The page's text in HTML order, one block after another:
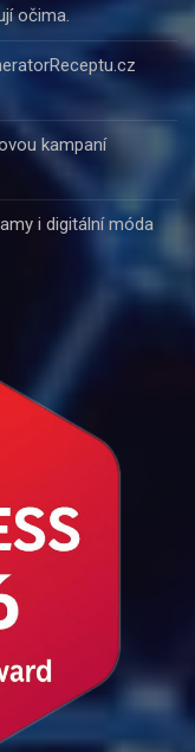
očima.
kampaní
i digitální móda